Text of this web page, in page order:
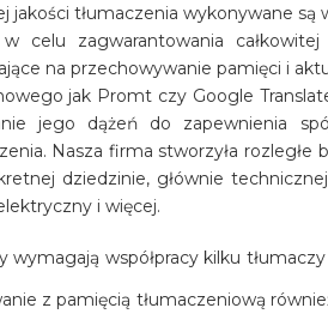
jakości tłumaczenia wykonywane
w celu zagwarantowania
na przechowywanie pamięci i
jak Promt czy Google
jego dążeń do zapewnienia
Nasza firma stworzyła rozległe
dziedzinie, głównie
i więcej.
wymagają współpracy kilku
z pamięcią tłumaczeniową